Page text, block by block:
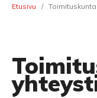
Etusivu /